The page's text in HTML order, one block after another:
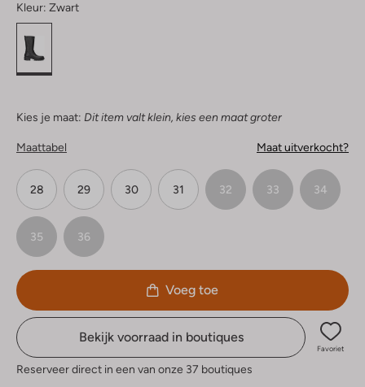
Kleur: Zwart
Kies je maat: Dit item valt klein, kies een maat groter
Maattabel Maat uitverkocht?
28 29 30 31 32 33 34
35 36
Voeg toe
Bekijk voorraad in boutiques
Favoriet
Reserveer direct in een van onze 37 boutiques